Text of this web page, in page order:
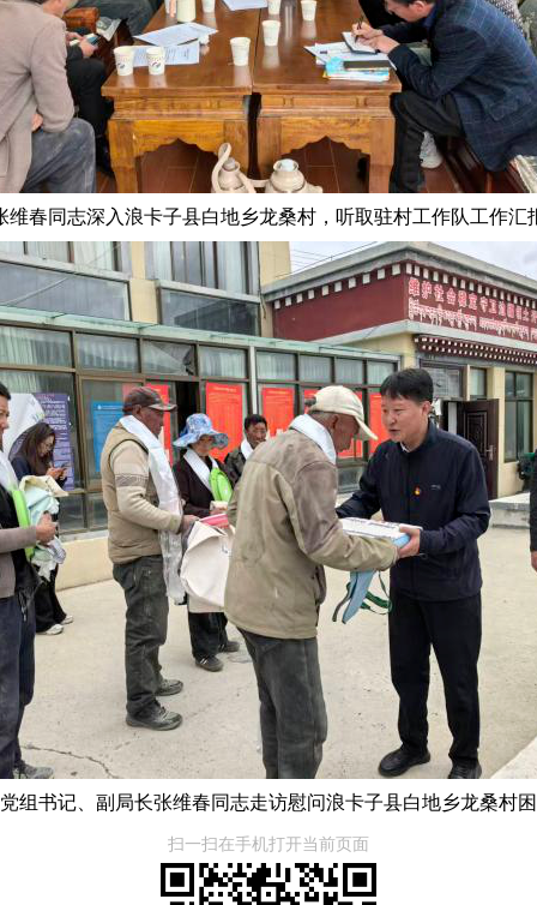
维春同志深入浪卡子县白地乡龙桑村，听取驻村工作队工作汇
组书记、副局长张维春同志走访慰问浪卡子县白地乡龙桑村
扫一扫在手机打开当前页面